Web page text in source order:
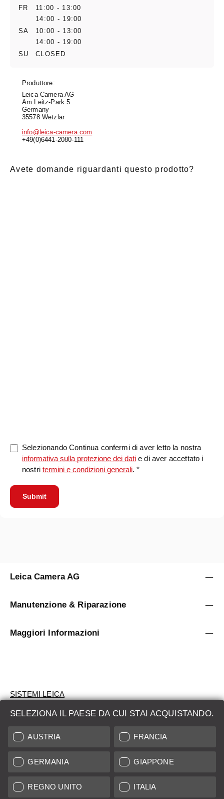
FR
11:00 - 13:00
14:00 - 19:00
SA
10:00 - 13:00
14:00 - 19:00
SU
CLOSED
Produttore:
Leica Camera AG
Am Leitz-Park 5
Germany
35578 Wetzlar
info@leica-camera.com
+49(0)6441-2080-111
Avete domande riguardanti questo prodotto?
Selezionando Continua confermi di aver letto la nostra
informativa sulla protezione dei dati e di aver accettato i
nostritermini e condizioni generali. *
Submit
SELEZIONA IL PAESE DA CUI STAI ACQUISTANDO.
AUSTRIA FRANCIA
GERMANIA GIAPPONE
REGNO UNITO ITALIA
Leica Camera AG
Manutenzione & Riparazione
Maggiori Informazioni
SISTEMI LEICA
VALUTAZIONE
CERCHI UN PRODOTTO?
ASTE
PRODOTTI NUOVI